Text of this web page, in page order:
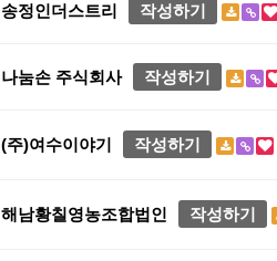
송정인더스트리 작성하기
나눔손 주식회사 작성하기
(주)여수이야기 작성하기
해남황칠영농조합법인 작성하기